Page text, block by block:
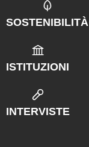
SOSTENIBILITÀ
ISTITUZIONI
INTERVISTE